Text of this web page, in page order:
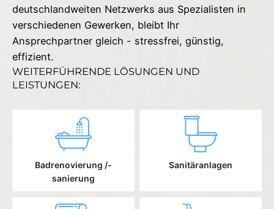
deutschlandweiten Netzwerks aus Spezialisten in
verschiedenen Gewerken, bleibt Ihr
Ansprechpartner gleich - stressfrei, günstig,
effizient.
WEITERFÜHRENDE LÖSUNGEN UND
LEISTUNGEN:
Badrenovierung /-
sanierung
Sanitäranlagen